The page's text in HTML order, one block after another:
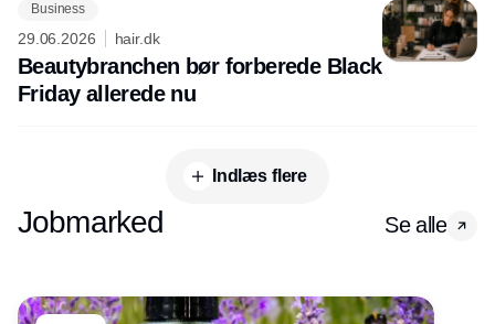
Business
29.06.2026 hair.dk
Beautybranchen bør forberede Black
Friday allerede nu
Indlæs flere
Jobmarked Se alle